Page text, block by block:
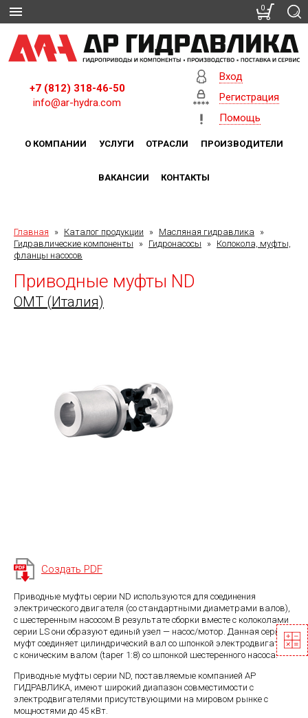
+7 (812) 318-46-50
info@ar-hydra.com
Вход
Регистрация
Помощь
О КОМПАНИИ УСЛУГИ ОТРАСЛИ ПРОИЗВОДИТЕЛИ
ВАКАНСИИ КОНТАКТЫ
Главная » Каталог продукции » Масляная гидравлика
»
Гидравлические компоненты
» Гидронасосы » Колокола, муфты,
фланцы насосов
Приводные муфты ND
OMT (Италия)
Создать PDF
Приводные муфты серии ND используются для соединения
электрического двигателя (со стандартными диаметрами валов),
с шестеренным насосом.В результате сборки вместе с колоколами
серии LS они образуют единый узел — насос/мотор. Данная серия
муфт соединяет цилиндрический вал со шпонкой электродвигателя
с коническим валом (taper 1:8) со шпонкой шестеренного насоса.
Приводные муфты серии ND, поставляемые компанией АР
ГИДРАВЛИКА, имеют широкий диапазон совместимости с
электродвигателями присутствующими на мировом рынке с
мощностями до 45 кВт.
0